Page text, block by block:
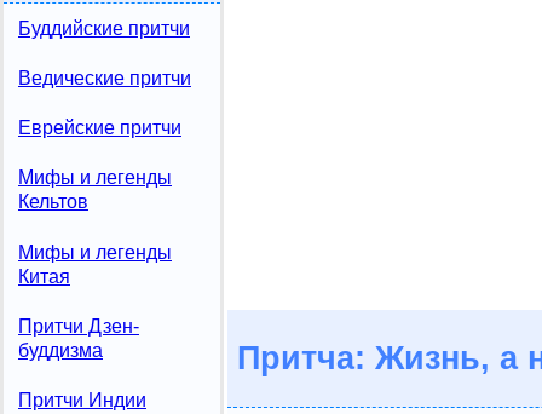
Буддийские притчи
Ведические притчи
Еврейские притчи
Мифы и легенды
Кельтов
Мифы и легенды
Китая
Притчи Дзен-
буддизма
Притчи Индии
Притча: Жизнь, а